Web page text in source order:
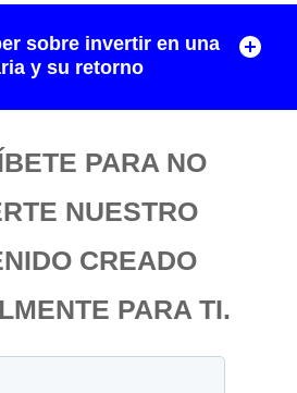
sobre invertir en una
y su retorno
PARA NO
NUESTRO
CREADO
PARA TI.